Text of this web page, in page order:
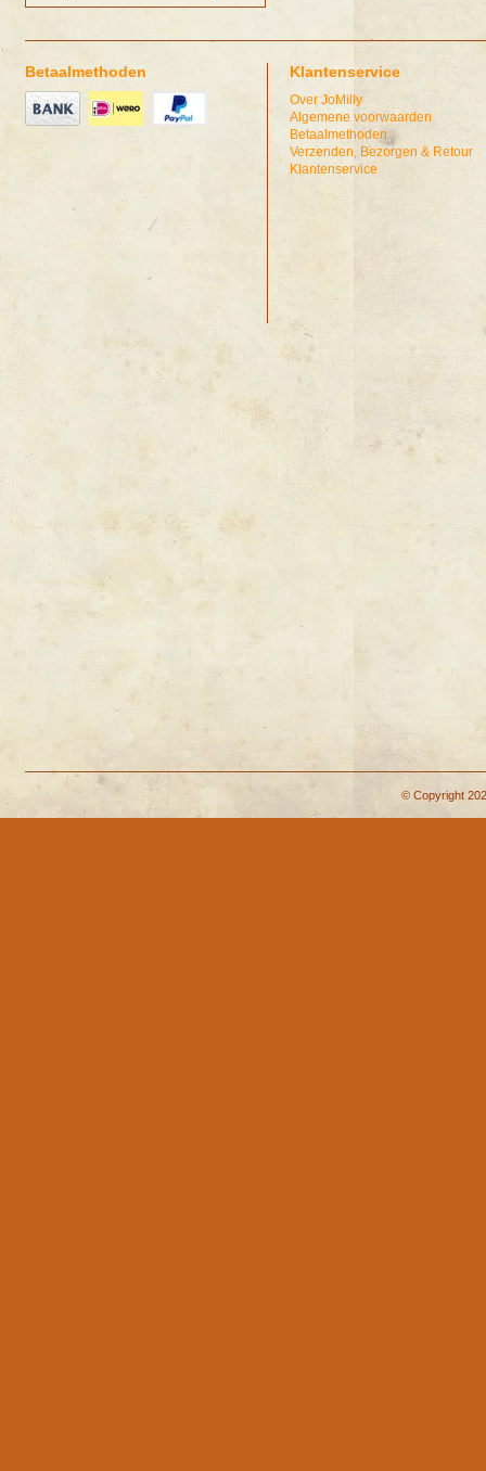
Betaalmethoden Klantenservice
Over JoMilly
Algemene voorwaarden
Betaalmethoden
Verzenden, Bezorgen & Retour
Klantenservice
© Copyright